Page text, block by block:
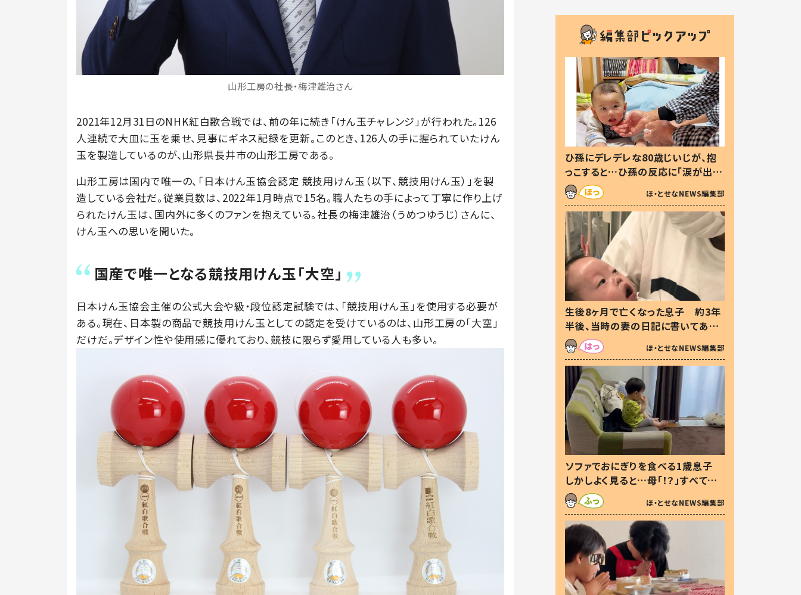
山形工房の社長・梅津雄治さん
2021年12月31日のNHK紅白歌合戦では、前の年に続き「けん玉チャレンジ」が行われた。126
人連続で大皿に玉を乗せ、見事にギネス記録を更新。このとき、126人の手に握られていたけん
玉を製造しているのが、山形県長井市の山形工房である。
山形工房は国内で唯一の、「日本けん玉協会認定 競技用けん玉（以下、競技用けん玉）」を製
造している会社だ。従業員数は、2022年1月時点で15名。職人たちの手によって丁寧に作り上げ
られたけん玉は、国内外に多くのファンを抱えている。社長の梅津雄治（うめつゆうじ）さんに、
けん玉への思いを聞いた。
国産で唯一となる競技用けん玉「大空」
日本けん玉協会主催の公式大会や級・段位認定試験では、「競技用けん玉」を使用する必要が
ある。現在、日本製の商品で競技用けん玉としての認定を受けているのは、山形工房の「大空」
だけだ。デザイン性や使用感に優れており、競技に限らず愛用している人も多い。
ひ孫にデレデレな80歳じいじが、抱
っこすると…ひ孫の反応に「涙が出ま
した」「可愛くて仕方ない」
ほ・とせなNEWS編集部
生後8ヶ月で亡くなった息子 約3年
半後、当時の妻の日記に書いてあっ
た本音とは
ほ・とせなNEWS編集部
ソファでおにぎりを食べる1歳息子
しかしよく見ると…母「！？」すべてを
察した母の投稿に「可愛いから許
す！」「現行犯〜」
ほ・とせなNEWS編集部